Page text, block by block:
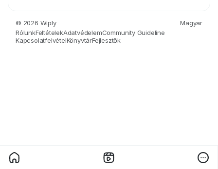
© 2026 Wiply
Magyar
RólunkFeltételekAdatvédelemCommunity Guideline
KapcsolatfelvételKönyvtárFejlesztők